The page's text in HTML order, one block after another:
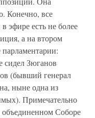
Конечно, все
эфире есть не более
а на втором
парламентарии:
сидел Зюганов
(бывший генерал
ныне одна из
Примечательно
Соборе